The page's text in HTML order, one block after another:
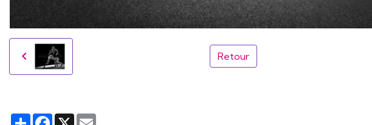
Retour
PartagerFacebook
X